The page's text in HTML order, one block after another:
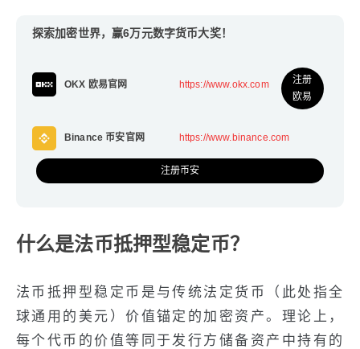
探索加密世界，赢6万元数字货币大奖！
OKX 欧易官网 https://www.okx.com
注册
欧易
Binance 币安官网 https://www.binance.com
注册币安
什么是法币抵押型稳定币？
法币抵押型稳定币是与传统法定货币（此处指全
球通用的美元）价值锚定的加密资产。理论上，
每个代币的价值等同于发行方储备资产中持有的